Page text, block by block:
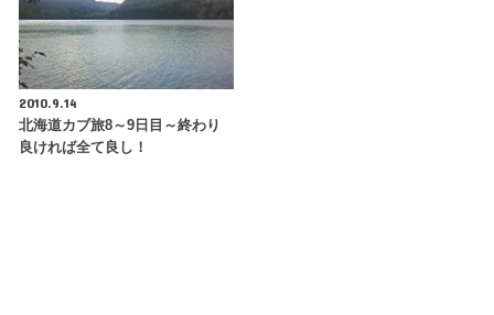
2010.9.14
北海道カブ旅8～9日目～終わり
良ければ全て良し！